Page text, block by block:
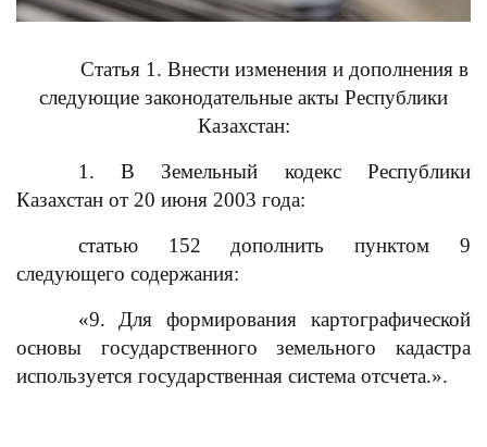
Статья 1. Внести изменения и дополнения в
следующие законодательные акты Республики
Казахстан:
1. В Земельный кодекс Республики
Казахстан от 20 июня 2003 года:
статью 152 дополнить пунктом 9
следующего содержания:
«9. Для формирования картографической
основы государственного земельного кадастра
используется государственная система отсчета.».